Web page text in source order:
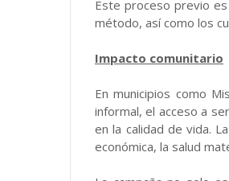
Este proceso previo
método, así como los
Impacto comunitario
En municipios como
informal, el acceso a
en la calidad de vida.
económica, la salud